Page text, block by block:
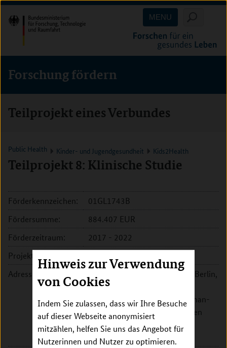
Hinweis zur Verwendung
von Cookies
Indem Sie zulassen, dass wir Ihre Besuche
auf dieser Webseite anonymisiert
mitzählen, helfen Sie uns das Angebot für
Nutzerinnen und Nutzer zu optimieren.
Direkt
zum
Inhalt
(Eingabetaste)
Direkt
zum
Hauptmenu
(Eingabetaste)
Direkt
zur
Suche
(Eingabetaste)
MENU
Forschung fördern
Teilprojekt eines Verbundes
Public Health Kinder- und Jugendgesundheit Kids2Health
Teilprojekt 8: Klinische Studie
Förderkennzeichen:
01GL1743B
Fördersumme:
884.407 EUR
Förderzeitraum:
2017 - 2022
Projektleitung:
Adresse:
Charité - Universitätsmedizin Berlin,
Institut für Medizinische
Psychologie, Zentrum für Human-
und Gesundheitswissenschaften
Luisenstr. 57
10117 Berlin